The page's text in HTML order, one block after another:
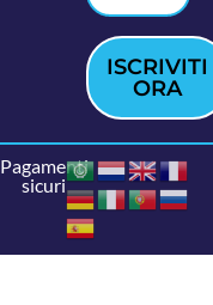
ISCRIVITI
ORA
Pagamenti
sicuri